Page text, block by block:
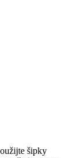
šipky